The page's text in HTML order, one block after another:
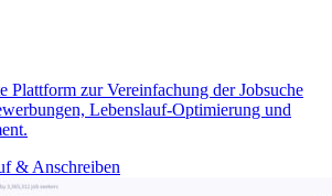
Plattform zur Vereinfachung der Jobsuche
Lebenslauf-Optimierung und
& Anschreiben